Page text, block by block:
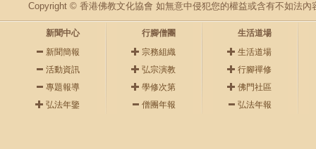
Copyright © 香港佛教文化協會 如無意中侵犯您的權益或含有不如法內
新聞中心
新聞簡報
活動資訊
專題報導
弘法年鑒
行腳僧團
宗務組織
弘宗演教
學修次第
僧團年報
生活道場
生活道場
行腳禪修
佛門社區
弘法年報